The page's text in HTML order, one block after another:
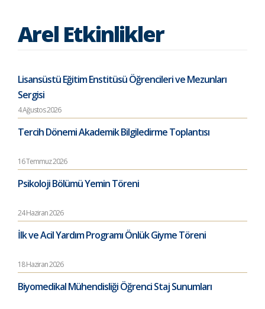
Arel Etkinlikler
Lisansüstü Eğitim Enstitüsü Öğrencileri ve Mezunları
Sergisi
4 Ağustos 2026
Tercih Dönemi Akademik Bilgiledirme Toplantısı
16 Temmuz 2026
Psikoloji Bölümü Yemin Töreni
24 Haziran 2026
İlk ve Acil Yardım Programı Önlük Giyme Töreni
18 Haziran 2026
Biyomedikal Mühendisliği Öğrenci Staj Sunumları